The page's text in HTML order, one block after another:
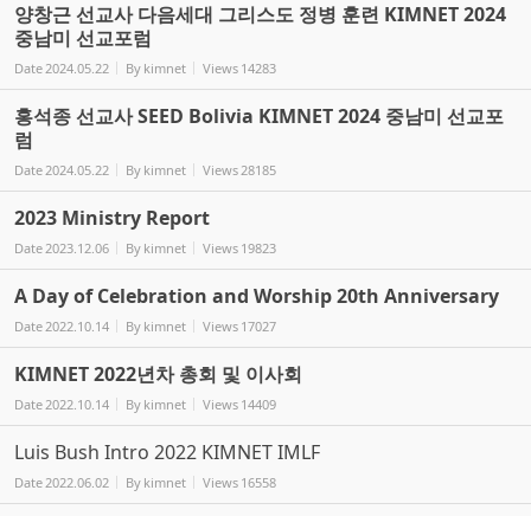
양창근 선교사 다음세대 그리스도 정병 훈련 KIMNET 2024
중남미 선교포럼
Date2024.05.22 By kimnet Views 14283
홍석종 선교사 SEED Bolivia KIMNET 2024 중남미 선교포
럼
Date2024.05.22 By kimnet Views28185
2023 Ministry Report
Date2023.12.06 By kimnet Views 19823
A Day of Celebration and Worship 20th Anniversary
Date2022.10.14 By kimnet Views 17027
KIMNET 2022년차 총회 및 이사회
Date2022.10.14 By kimnet Views 14409
Luis Bush Intro 2022 KIMNET IMLF
Date2022.06.02 By kimnet Views 16558